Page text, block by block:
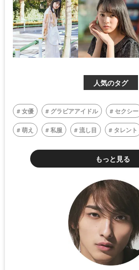
人気のタグ
女優 グラビアアイドル セクシー
萌え 私服 流し目 タレント
もっと見る